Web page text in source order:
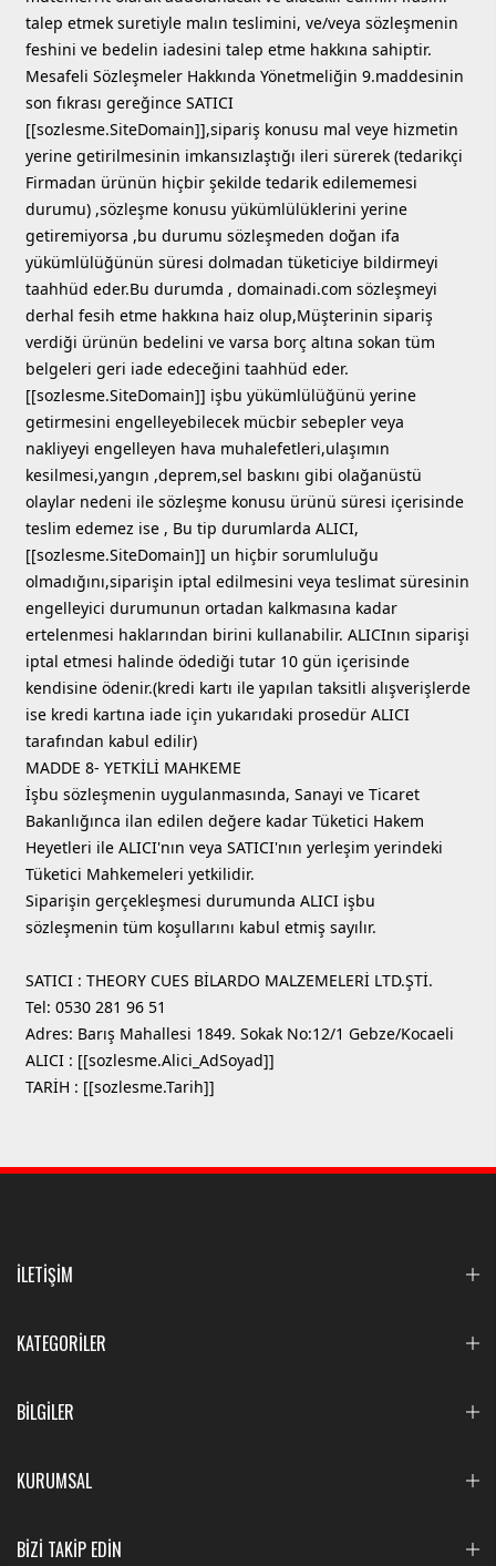
talep etmek suretiyle malın teslimini, ve/veya sözleşmenin
feshini ve bedelin iadesini talep etme hakkına sahiptir.
Mesafeli Sözleşmeler Hakkında Yönetmeliğin 9.maddesinin
son fıkrası gereğince SATICI
[[sozlesme.SiteDomain]],sipariş konusu mal veye hizmetin
yerine getirilmesinin imkansızlaştığı ileri sürerek (tedarikçi
Firmadan ürünün hiçbir şekilde tedarik edilememesi
durumu) ,sözleşme konusu yükümlülüklerini yerine
getiremiyorsa ,bu durumu sözleşmeden doğan ifa
yükümlülüğünün süresi dolmadan tüketiciye bildirmeyi
taahhüd eder.Bu durumda , domainadi.com sözleşmeyi
derhal fesih etme hakkına haiz olup,Müşterinin sipariş
verdiği ürünün bedelini ve varsa borç altına sokan tüm
belgeleri geri iade edeceğini taahhüd eder.
[[sozlesme.SiteDomain]] işbu yükümlülüğünü yerine
getirmesini engelleyebilecek mücbir sebepler veya
nakliyeyi engelleyen hava muhalefetleri,ulaşımın
kesilmesi,yangın ,deprem,sel baskını gibi olağanüstü
olaylar nedeni ile sözleşme konusu ürünü süresi içerisinde
teslim edemez ise , Bu tip durumlarda ALICI,
[[sozlesme.SiteDomain]] un hiçbir sorumluluğu
olmadığını,siparişin iptal edilmesini veya teslimat süresinin
engelleyici durumunun ortadan kalkmasına kadar
ertelenmesi haklarından birini kullanabilir. ALICInın siparişi
iptal etmesi halinde ödediği tutar 10 gün içerisinde
kendisine ödenir.(kredi kartı ile yapılan taksitli alışverişlerde
ise kredi kartına iade için yukarıdaki prosedür ALICI
tarafından kabul edilir)
MADDE 8- YETKİLİ MAHKEME
İşbu sözleşmenin uygulanmasında, Sanayi ve Ticaret
Bakanlığınca ilan edilen değere kadar Tüketici Hakem
Heyetleri ile ALICI'nın veya SATICI'nın yerleşim yerindeki
Tüketici Mahkemeleri yetkilidir.
Siparişin gerçekleşmesi durumunda ALICI işbu
sözleşmenin tüm koşullarını kabul etmiş sayılır.
SATICI : THEORY CUES BİLARDO MALZEMELERİ LTD.ŞTİ.
Tel: 0530 281 96 51
Adres: Barış Mahallesi 1849. Sokak No:12/1 Gebze/Kocaeli
ALICI : [[sozlesme.Alici_AdSoyad]]
TARİH : [[sozlesme.Tarih]]
İLETİŞİM
KATEGORİLER
BİLGİLER
KURUMSAL
BİZİ TAKİP EDİN